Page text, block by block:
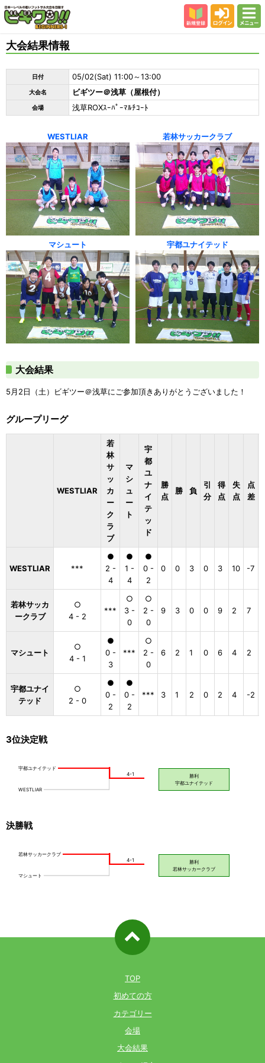
会場
大会結果
よくある質問
参加者の声
大会結果情報
日付 05/02(Sat) 11:00～13:00
大会名 ビギツー＠浅草（屋根付）
会場 浅草ROXｽｰﾊﾟｰﾏﾙﾁｺｰﾄ
WESTLIAR 若林サッカークラブ
マシュート 宇都ユナイテッド
大会結果
5月2日（土）ビギツー＠浅草にご参加頂きありがとうございました！
グループリーグ
WESTLIAR
若
林
サ
ッ
カ
ー
ク
ラ
ブ
マ
シ
ュ
ー
ト
宇
都
ユ
ナ
イ
テ
ッ
ド
勝
点
勝 負
引
分
得
点
失
点
点
差
WESTLIAR ***
●
2 -
4
●
1 -
4
●
0 -
2
0 0 3 0 3 10 -7
若林サッカ
ークラブ
○
4 - 2
***
○
3 -
0
○
2 -
0
9 3 0 0 9 2 7
マシュート
○
4 - 1
●
0 -
3
***
○
2 -
0
6 2 1 0 6 4 2
宇都ユナイ
テッド
○
2 - 0
●
0 -
2
●
0 -
2
*** 3 1 2 0 2 4 -2
3位決定戦
決勝戦
TOP
初めての方
カテゴリー
会場
大会結果